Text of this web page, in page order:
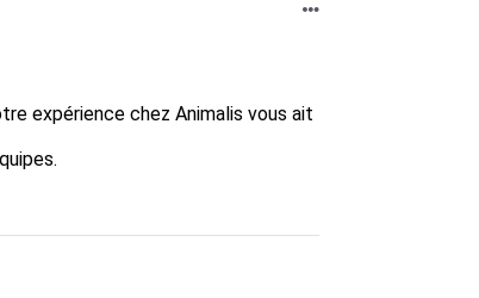
expérience chez Animalis vous ait